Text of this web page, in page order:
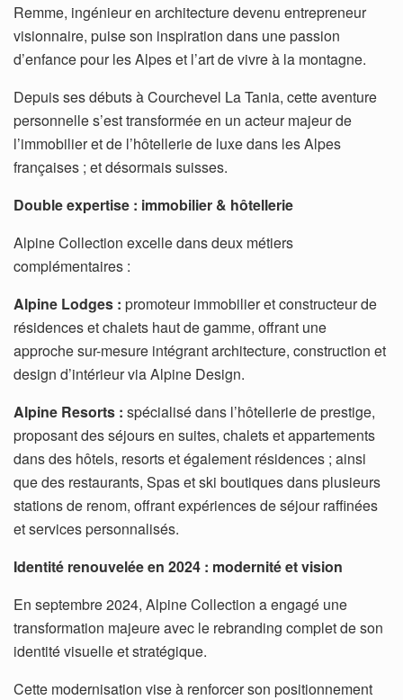
Remme, ingénieur en architecture devenu entrepreneur
visionnaire, puise son inspiration dans une passion
d’enfance pour les Alpes et l’art de vivre à la montagne.
Depuis ses débuts à Courchevel La Tania, cette aventure
personnelle s’est transformée en un acteur majeur de
l’immobilier et de l’hôtellerie de luxe dans les Alpes
françaises ; et désormais suisses.
Double expertise : immobilier & hôtellerie
Alpine Collection excelle dans deux métiers
complémentaires :
Alpine Lodges : promoteur immobilier et constructeur de
résidences et chalets haut de gamme, offrant une
approche sur-mesure intégrant architecture, construction et
design d’intérieur via Alpine Design.
Alpine Resorts : spécialisé dans l’hôtellerie de prestige,
proposant des séjours en suites, chalets et appartements
dans des hôtels, resorts et également résidences ; ainsi
que des restaurants, Spas et ski boutiques dans plusieurs
stations de renom, offrant expériences de séjour raffinées
et services personnalisés.
Identité renouvelée en 2024 : modernité et vision
En septembre 2024, Alpine Collection a engagé une
transformation majeure avec le rebranding complet de son
identité visuelle et stratégique.
Cette modernisation vise à renforcer son positionnement